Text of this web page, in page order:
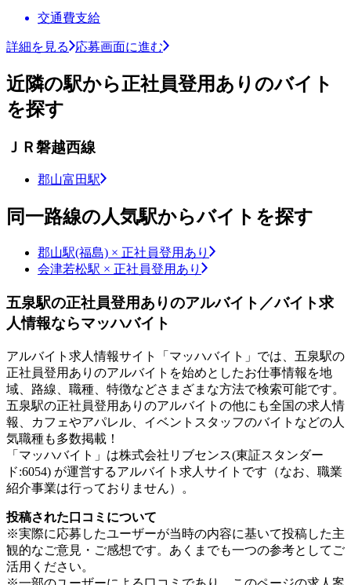
交通費支給
詳細を見る 応募画面に進む
近隣の駅から正社員登用ありのバイト
を探す
ＪＲ磐越西線
郡山富田駅
同一路線の人気駅からバイトを探す
郡山駅(福島) × 正社員登用あり
会津若松駅 × 正社員登用あり
五泉駅の正社員登用ありのアルバイト／バイト求
人情報ならマッハバイト
アルバイト求人情報サイト「マッハバイト」では、五泉駅の
正社員登用ありのアルバイトを始めとしたお仕事情報を地
域、路線、職種、特徴などさまざまな方法で検索可能です。
五泉駅の正社員登用ありのアルバイトの他にも全国の求人情
報、カフェやアパレル、イベントスタッフのバイトなどの人
気職種も多数掲載！
「マッハバイト」は株式会社リブセンス(東証スタンダー
ド:6054) が運営するアルバイト求人サイトです（なお、職業
紹介事業は行っておりません）。
投稿された口コミについて
※実際に応募したユーザーが当時の内容に基いて投稿した主
観的なご意見・ご感想です。あくまでも一つの参考としてご
活用ください。